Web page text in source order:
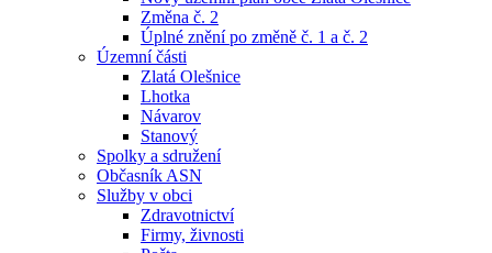
Změna č. 2
Úplné znění po změně č. 1 a č. 2
Územní části
Zlatá Olešnice
Lhotka
Návarov
Stanový
Spolky a sdružení
Občasník ASN
Služby v obci
Zdravotnictví
Firmy, živnosti